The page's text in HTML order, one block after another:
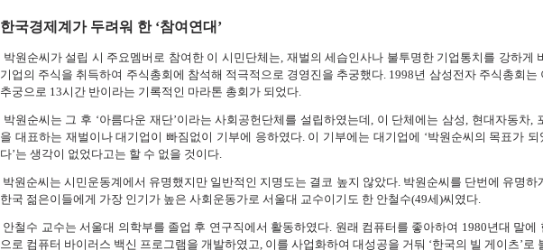
한국경제계가 두려워 한 ‘참여연대’
박원순씨가 설립 시 주요멤버로 참여한 이 시민단체는, 재벌의 세습인사나 불투명한 기업통치를 강하게
기업의 주식을 취득하여 주식총회에 참석해 적극적으로 경영진을 추궁했다. 1998년 삼성전자 주식총회는
추궁으로 13시간 반이라는 기록적인 마라톤 총회가 되었다.
박원순씨는 그 후 ‘아름다운 재단’이라는 사회공헌단체를 설립하였는데, 이 단체에는 삼성, 현대자동차,
을 대표하는 재벌이나 대기업이 빠짐없이 기부에 응하였다. 이 기부에는 대기업에 ‘박원순씨의 목표가
다’는 생각이 없었다고는 할 수 없을 것이다.
박원순씨는 시민운동계에서 유명했지만 일반적인 지명도는 결코 높지 않았다. 박원순씨를 단번에 유명하
한국 젊은이들에게 가장 인기가 높은 사회운동가로 서울대 교수이기도 한 안철수(49세)씨였다.
안철수 교수는 서울대 의학부를 졸업 후 연구직에서 활동하였다. 원래 컴퓨터를 좋아하여 1980년대 말에
으로 컴퓨터 바이러스 백신 프로그램을 개발하였고, 이를 사업화하여 대성공을 거둬 ‘한국의 빌 게이츠’로